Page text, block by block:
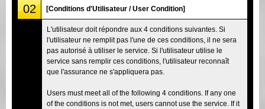
02 [Conditions d'Utilisateur / User Condition]
L'utilisateur doit répondre aux 4 conditions suivantes. Si
l'utilisateur ne remplit pas l'une de ces conditions, il ne sera
pas autorisé à utiliser le service. Si l'utilisateur utilise le
service sans remplir ces conditions, l'utilisateur reconnaît
que l'assurance ne s'appliquera pas.
Users must meet all of the following 4 conditions. If any one
of the conditions is not met, users cannot use the service. If it